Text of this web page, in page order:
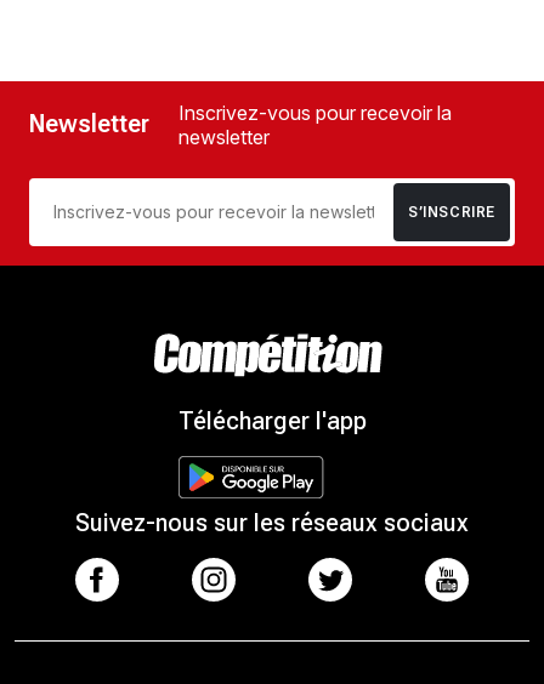
Newsletter
Inscrivez-vous pour recevoir la
newsletter
S’INSCRIRE
Télécharger l'app
Suivez-nous sur les réseaux sociaux